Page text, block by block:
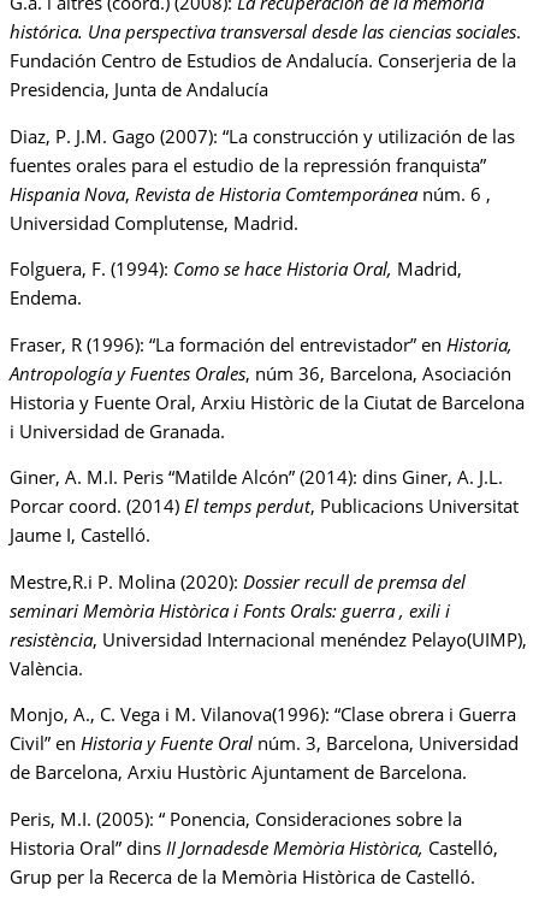
histórica. Una perspectiva transversal desde las ciencias sociales.
Fundación Centro de Estudios de Andalucía. Conserjeria de la
Presidencia, Junta de Andalucía
Diaz, P. J.M. Gago (2007): “La construcción y utilización de las
fuentes orales para el estudio de la repressión franquista”
Hispania Nova, Revista de Historia Comtemporáneanúm. 6 ,
Universidad Complutense, Madrid.
Folguera, F. (1994): Como se hace Historia Oral, Madrid,
Endema.
Fraser, R (1996): “La formación del entrevistador” en Historia,
Antropología y Fuentes Orales, núm 36, Barcelona, Asociación
Historia y Fuente Oral, Arxiu Històric de la Ciutat de Barcelona
i Universidad de Granada.
Giner, A. M.I. Peris “Matilde Alcón” (2014): dins Giner, A. J.L.
Porcar coord. (2014) El temps perdut, Publicacions Universitat
Jaume I, Castelló.
Mestre,R.i P. Molina (2020): Dossier recull de premsa del
seminari Memòria Històrica i Fonts Orals: guerra , exili i
resistència, Universidad Internacional menéndez Pelayo(UIMP),
València.
Monjo, A., C. Vega i M. Vilanova(1996): “Clase obrera i Guerra
Civil” en Historia y Fuente Oral núm. 3, Barcelona, Universidad
de Barcelona, Arxiu Hustòric Ajuntament de Barcelona.
Peris, M.I. (2005): “ Ponencia, Consideraciones sobre la
Historia Oral” dins II Jornadesde Memòria Històrica, Castelló,
Grup per la Recerca de la Memòria Històrica de Castelló.